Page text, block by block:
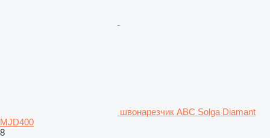
швонарезчик ABC Solga Diamant
MJD400
8